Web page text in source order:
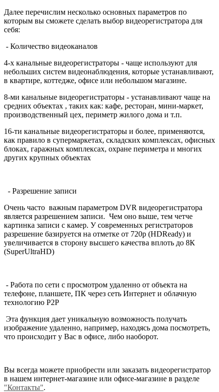
Далее перечислим несколько основных параметров по
которым вы сможете сделать выбор видеорегистратора для
себя:
- Количество видеоканалов
4-х канальные видеорегистраторы - чаще используют для
небольших систем видеонаблюдения, которые устанавливают,
в квартире, коттедже, офисе или небольшом магазине.
8-ми канальные видеорегистраторы - устанавливают чаще на
средних объектах , таких как: кафе, ресторан, мини-маркет,
производственный цех, периметр жилого дома и т.п.
16-ти канальные видеорегистраторы и более, применяются,
как правило в супермаркетах, складских комплексах, офисных
блоках, гаражных комплексах, охране периметра и многих
других крупных объектах
- Разрешение записи
Очень часто важным параметром DVR видеорегистратора
является разрешением записи. Чем оно выше, тем четче
картинка записи с камер. У современных регистраторов
разрешение базируется на отметке от 720p (HDReady) и
увеличивается в сторону высшего качества вплоть до 8К
(SuperUltraHD)
- Работа по сети с просмотром удаленно от объекта на
телефоне, планшете, ПК через сеть Интернет и облачную
технологию P2P
Эта функция дает уникальную возможность получать
изображение удаленно, например, находясь дома посмотреть,
что происходит у Вас в офисе, либо наоборот.
Вы всегда можете приобрести или заказать видеорегистратор
в нашем интернет-магазине или офисе-магазине в разделе
"Контакты".